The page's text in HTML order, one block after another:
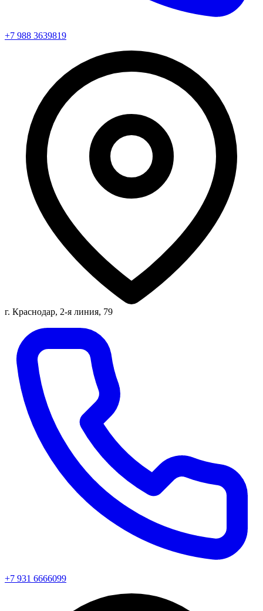
+7 988 3639819
г. Краснодар, 2-я линия, 79
+7 931 6666099